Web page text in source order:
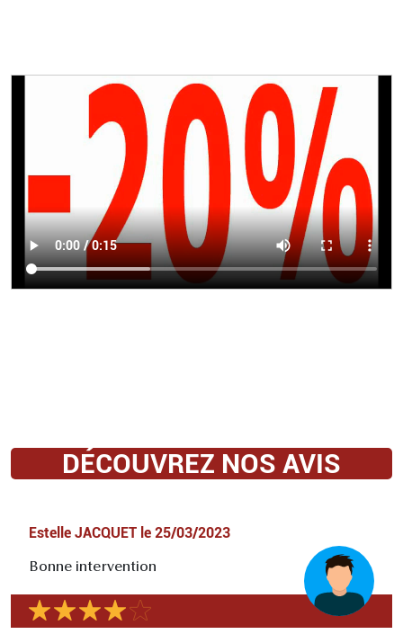
DÉCOUVREZ NOS AVIS
Estelle JACQUET le 25/03/2023
Bonne intervention